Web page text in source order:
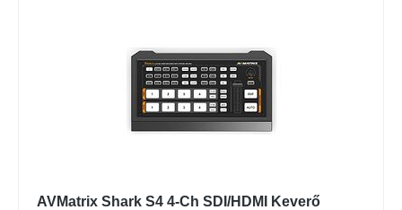
AVMatrix Shark S4 4-Ch SDI/HDMI Keverő